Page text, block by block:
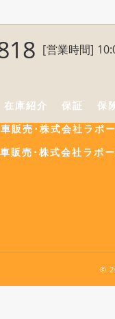
[営業時間]
在庫紹介 保証 保
販売･株式会社ラポ
販売･株式会社ラポ
©